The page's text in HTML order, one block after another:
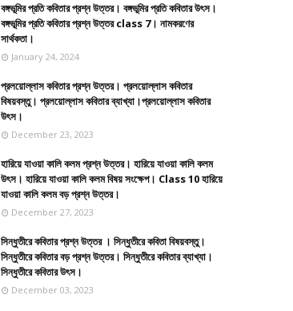
বঙ্গভূমির প্রতি কবিতার প্রশ্ন উত্তর। বঙ্গভূমির প্রতি কবিতার উৎস।
বঙ্গভূমির প্রতি কবিতার প্রশ্ন উত্তর class 7। নামকরণের
সার্থকতা।
January 24, 2024
প্রলয়োল্লাস কবিতার প্রশ্ন উত্তর। প্রলয়োল্লাস কবিতার
বিষয়বস্তু। প্রলয়োল্লাস কবিতার ব্যাখ্যা।প্রলয়োল্লাস কবিতার
উৎস।
December 23, 2023
হারিয়ে যাওয়া কালি কলম প্রশ্ন উত্তর। হারিয়ে যাওয়া কালি কলম
উৎস। হারিয়ে যাওয়া কালি কলম বিষয় সংক্ষেপ। Class 10 হারিয়ে
যাওয়া কালি কলম বড় প্রশ্ন উত্তর।
December 27, 2023
সিন্ধুতীরে কবিতার প্রশ্ন উত্তর । সিন্ধুতীরে কবিতা বিষয়বস্তু।
সিন্ধুতীরে কবিতার বড় প্রশ্ন উত্তর। সিন্ধুতীরে কবিতার ব্যাখ্যা।
সিন্ধুতীরে কবিতার উৎস।
December 03, 2023